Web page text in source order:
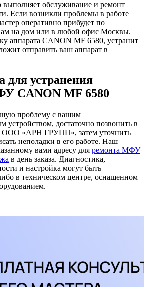
обслуживание и ремонт
Если возникли проблемы в работе
оперативно прибудет по
на дом или в любой офис Москвы.
аппарата CANON MF 6580, устранит
отправить ваш аппарат в
для устранения
CANON MF 6580
проблему с вашим
устройством, достаточно позвонить в
ООО «АРН ГРУПП», затем уточнить
неполадки в его работе. Наш
вами адресу для ремонта МФУ
в день заказа. Диагностика,
и настройка могут быть
в техническом центре, оснащенном